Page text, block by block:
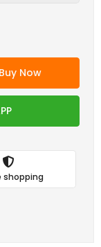
Buy Now
shopping